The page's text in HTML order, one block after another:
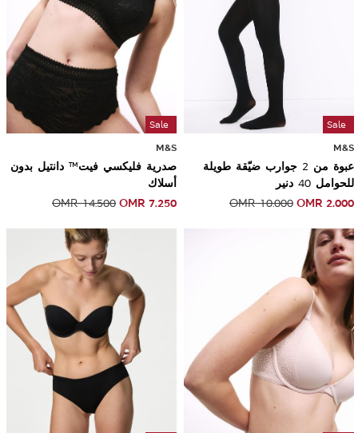
Sale
M&S
عبوة من 2 جوارب ضيّقة طويلة
للحوامل 40 دنير
OMR 2.000
OMR10.000
Sale
M&S
صدرية فليكسي فيت™ دانتيل بدون
أسلاك
OMR7.250
OMR14.500